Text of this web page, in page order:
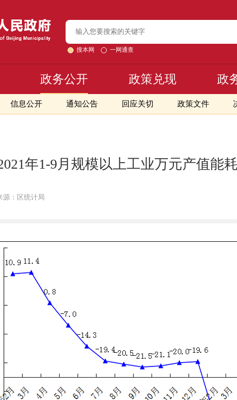
搜本网 一网通查
政务公开
信息公开 通知公告 回应关切 政策文件
政策兑现 政
年1-9月规模以上工业万元产值能
源：区统计局